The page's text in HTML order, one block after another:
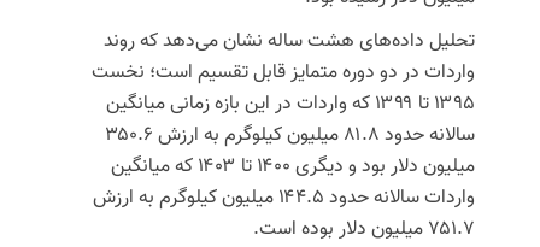
تحلیل داده‌های هشت ساله نشان می‌دهد که روند
واردات در دو دوره متمایز قابل تقسیم است؛ نخست
۱۳۹۵ تا ۱۳۹۹ که واردات در این بازه زمانی میانگین
سالانه حدود ۸۱.۸ میلیون کیلوگرم به ارزش ۳۵۰.۶
میلیون دلار بود و دیگری ۱۴۰۰ تا ۱۴۰۳ که میانگین
واردات سالانه حدود ۱۴۴.۵ میلیون کیلوگرم به ارزش
۷۵۱.۷ میلیون دلار بوده است.